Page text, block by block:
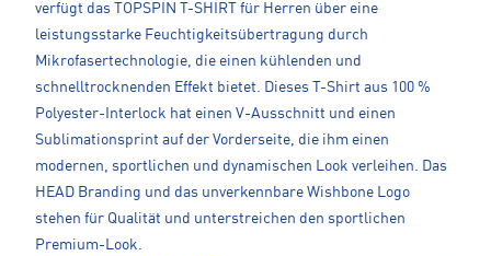
verfügt das TOPSPIN T-SHIRT für Herren über eine
leistungsstarke Feuchtigkeitsübertragung durch
Mikrofasertechnologie, die einen kühlenden und
schnelltrocknenden Effekt bietet. Dieses T-Shirt aus 100 %
Polyester-Interlock hat einen V-Ausschnitt und einen
Sublimationsprint auf der Vorderseite, die ihm einen
modernen, sportlichen und dynamischen Look verleihen. Das
HEAD Branding und das unverkennbare Wishbone Logo
stehen für Qualität und unterstreichen den sportlichen
Premium-Look.